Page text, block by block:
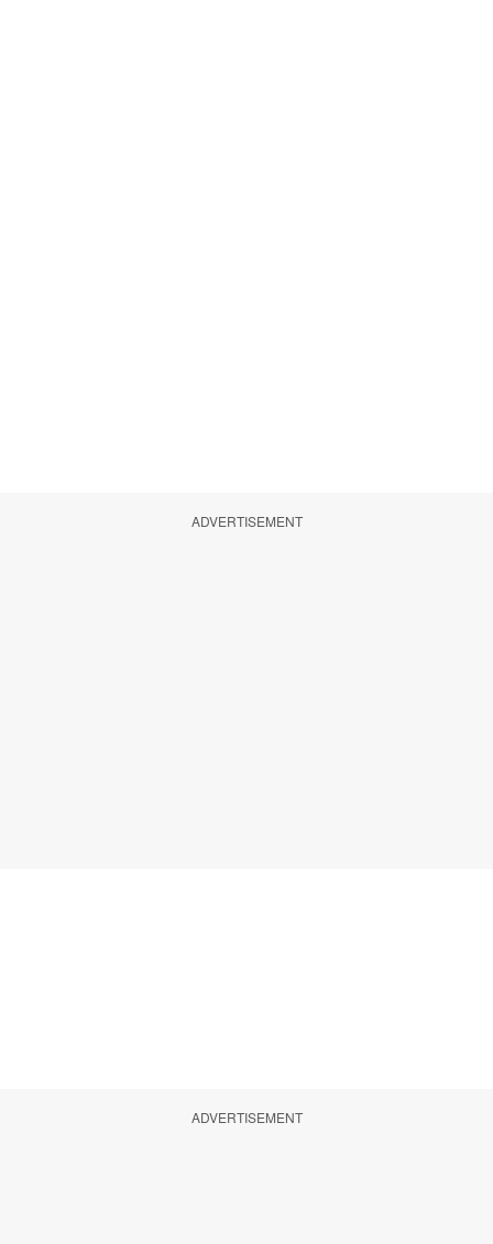
ADVERTISEMENT
ADVERTISEMENT